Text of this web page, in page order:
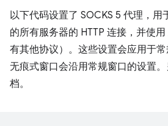
以下代码设置了 SOCKS 5 代理，
的所有服务器的 HTTP 连接，并使
有其他协议）。这些设置会应用于常
无痕式窗口会沿用常规窗口的设置。
档。